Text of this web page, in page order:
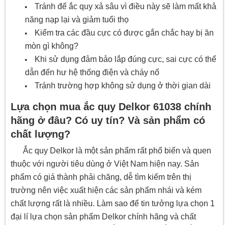
Tránh để ắc quy xả sâu vì điều này sẽ làm mất khả
năng nạp lại và giảm tuổi thọ
Kiểm tra các đầu cực có được gắn chắc hay bị ăn
mòn gì không?
Khi sử dụng đảm bảo lắp đúng cực, sai cực có thể
dẫn đến hư hệ thống điện và cháy nổ
Tránh trường hợp không sử dụng ở thời gian dài
Lựa chọn mua ắc quy Delkor 61038 chính
hãng ở đâu? Có uy tín? Và sản phẩm có
chất lượng?
Ắc quy Delkor là một sản phẩm rất phổ biến và quen
thuộc với người tiêu dùng ở Việt Nam hiện nay. Sản
phẩm có giá thành phải chăng, dễ tìm kiếm trên thị
trường nên việc xuất hiện các sản phẩm nhái và kém
chất lượng rất là nhiều. Làm sao để tin tưởng lựa chọn 1
đại lí lựa chọn sản phẩm Delkor chính hãng và chất